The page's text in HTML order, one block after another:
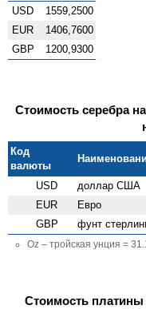
USD
1559,2500
EUR
1406,7600
GBP
1200,9300
Стоимость серебра
Код
валюты
USD доллар США
EUR Евро
GBP фунт
Oz – тройская унция =
Стоимость платины